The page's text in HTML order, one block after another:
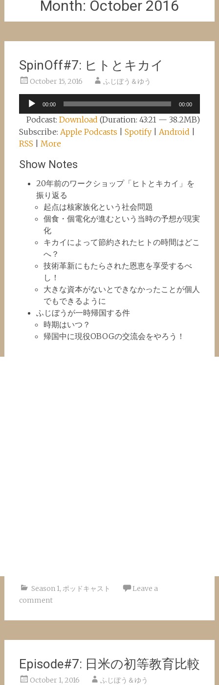
Month: October 2016
SpinOff#7: ヒトとキカイ
October 15, 2016 ふじぼう＆ゆう
Audio
Player
00:00 00:00
Podcast:Download (Duration: 43:21 — 38.2MB)
Subscribe: Apple Podcasts Spotify| Android
RSS
More
Show Notes
20年前のワークショップ「ヒトとキカイ」を
振り返る
起点は核家族化という社会問題
個食・個電化が進むという当時の予想が現実
化
キカイによって節約されたヒトの時間はどこ
へ？
技術革新にもたらされた恩恵を享受するべ
し！
大きな資本がないとできなかったことが個人
でもできるように
ふじぼうが一時帰国する件
時期はいつ？
帰国中に現役OBOGの交流会をやろう！
Season 1, ポッドキャスト
Leave a
comment
Episode#7: 日米の初等教育比較
October 1, 2016 ふじぼう＆ゆう